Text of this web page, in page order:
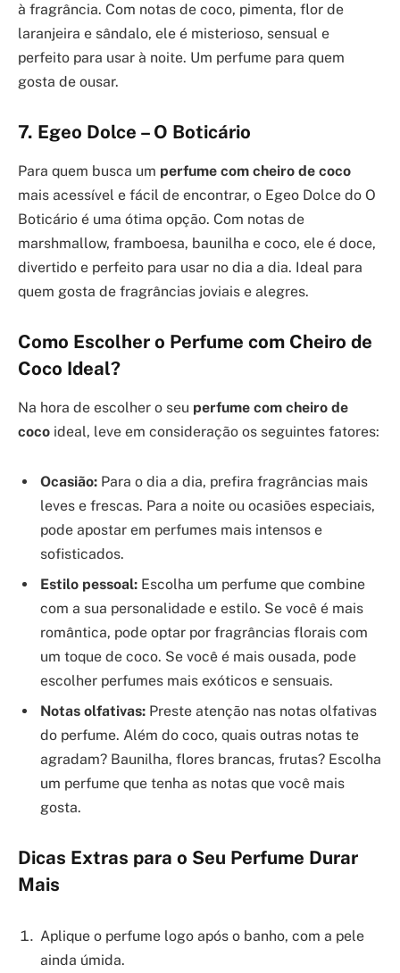
à fragrância. Com notas de coco, pimenta, flor de
laranjeira e sândalo, ele é misterioso, sensual e
perfeito para usar à noite. Um perfume para quem
gosta de ousar.
7. Egeo Dolce – O Boticário
Para quem busca um perfume com cheiro de coco
mais acessível e fácil de encontrar, o Egeo Dolce do O
Boticário é uma ótima opção. Com notas de
marshmallow, framboesa, baunilha e coco, ele é doce,
divertido e perfeito para usar no dia a dia. Ideal para
quem gosta de fragrâncias joviais e alegres.
Como Escolher o Perfume com Cheiro de
Coco Ideal?
Na hora de escolher o seu perfume com cheiro de
coco ideal, leve em consideração os seguintes fatores:
Ocasião: Para o dia a dia, prefira fragrâncias mais
leves e frescas. Para a noite ou ocasiões especiais,
pode apostar em perfumes mais intensos e
sofisticados.
Estilo pessoal: Escolha um perfume que combine
com a sua personalidade e estilo. Se você é mais
romântica, pode optar por fragrâncias florais com
um toque de coco. Se você é mais ousada, pode
escolher perfumes mais exóticos e sensuais.
Notas olfativas: Preste atenção nas notas olfativas
do perfume. Além do coco, quais outras notas te
agradam? Baunilha, flores brancas, frutas? Escolha
um perfume que tenha as notas que você mais
gosta.
Dicas Extras para o Seu Perfume Durar
Mais
Aplique o perfume logo após o banho, com a pele
ainda úmida.